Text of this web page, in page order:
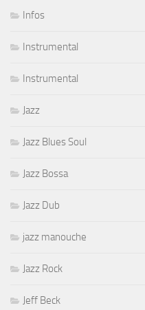
Infos
Instrumental
Instrumental
Jazz
Jazz Blues Soul
Jazz Bossa
Jazz Dub
jazz manouche
Jazz Rock
Jeff Beck